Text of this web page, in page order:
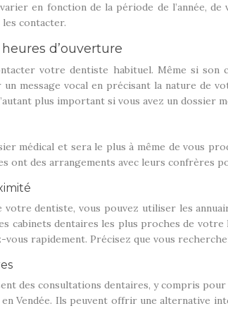
en fonction de la période de l’année,
contacter.
d’ouverture
votre dentiste habituel. Même si son
un message vocal en précisant la nature
plus important si vous avez un dossier
médical et sera le plus à même de vous
ont des arrangements avec leurs confrères
votre dentiste, vous pouvez utiliser les
cabinets dentaires les plus proches de
rapidement. Précisez que vous
des consultations dentaires, y compris
Vendée. Ils peuvent offrir une alternative